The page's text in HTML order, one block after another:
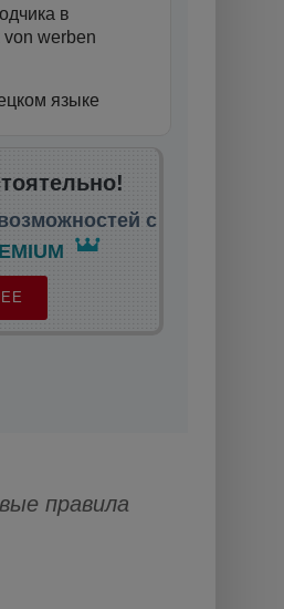
в
werben
языке
с
правила